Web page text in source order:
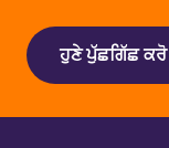
ਹੁਣੇ ਪੁੱਛਗਿੱਛ ਕਰੋ